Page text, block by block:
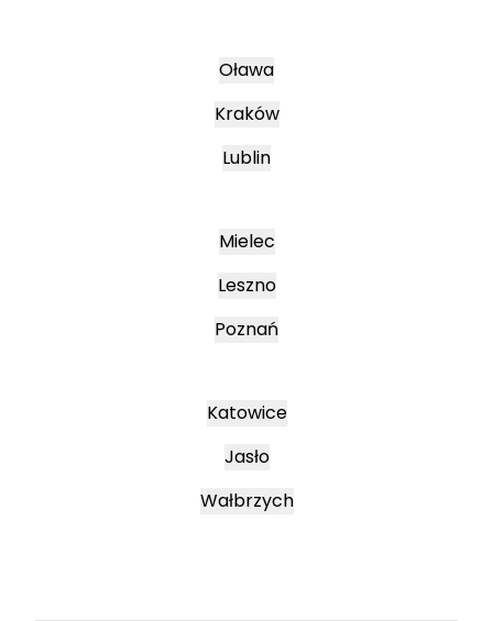
Oława
Kraków
Lublin
Mielec
Leszno
Poznań
Katowice
Jasło
Wałbrzych